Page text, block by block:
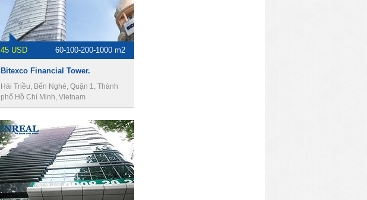
45 USD 60-100-200-1000 m2
Bitexco Financial Tower.
Hải Triều, Bến Nghé, Quận 1, Thành
phố Hồ Chí Minh, Vietnam